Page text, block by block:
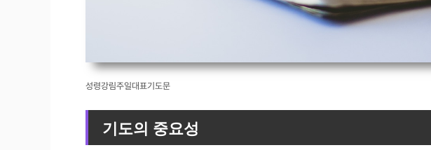
성령강림주일대표기도문
기도의 중요성